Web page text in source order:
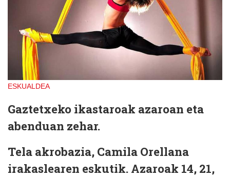
ESKUALDEA
Gaztetxeko ikastaroak azaroan eta
abenduan zehar.
Tela akrobazia, Camila Orellana
irakaslearen eskutik. Azaroak 14, 21,